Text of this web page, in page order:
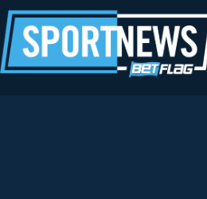
al
contenuto